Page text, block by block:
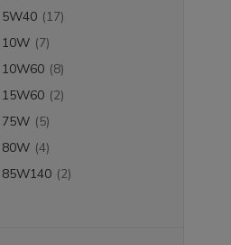
5W40 (17)
10W (7)
10W60 (8)
15W60 (2)
75W (5)
80W (4)
85W140 (2)